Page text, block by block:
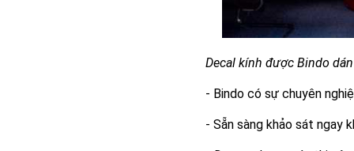
Decal kính được Bindo
- Bindo có sự chuyên
- Sẵn sàng khảo sát ngay